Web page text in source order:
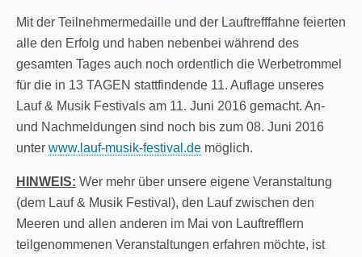
Mit der Teilnehmermedaille und der Lauftrefffahne feierten
alle den Erfolg und haben nebenbei während des
gesamten Tages auch noch ordentlich die Werbetrommel
für die in 13 TAGEN stattfindende 11. Auflage unseres
Lauf & Musik Festivals am 11. Juni 2016 gemacht. An-
und Nachmeldungen sind noch bis zum 08. Juni 2016
unter www.lauf-musik-festival.de möglich.
HINWEIS: Wer mehr über unsere eigene Veranstaltung
(dem Lauf & Musik Festival), den Lauf zwischen den
Meeren und allen anderen im Mai von Lauftrefflern
teilgenommenen Veranstaltungen erfahren möchte, ist